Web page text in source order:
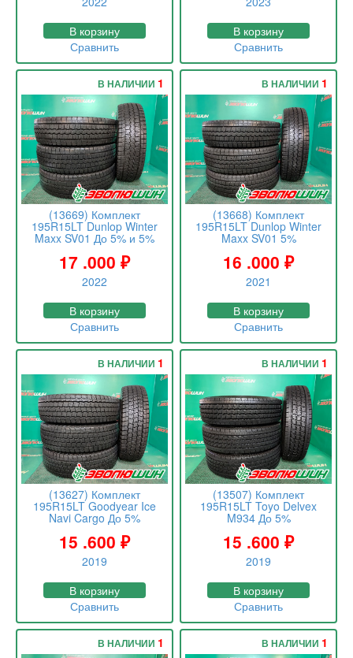
В корзину
Сравнить
В корзину
Сравнить
(13669) Комплект
195R15LT Dunlop Winter
Maxx SV01 До 5% и 5%
17 .000 ₽
2022
В НАЛИЧИИ 1
В корзину
Сравнить
(13668) Комплект
195R15LT Dunlop Winter
Maxx SV01 5%
16 .000₽
2021
В НАЛИЧИИ 1
В корзину
Сравнить
(13627) Комплект
195R15LT Goodyear Ice
Navi Cargo До 5%
15 .600 ₽
2019
В НАЛИЧИИ 1
В корзину
Сравнить
(13507) Комплект
195R15LT Toyo Delvex
M934 До 5%
15 .600₽
2019
В НАЛИЧИИ 1
В корзину
Сравнить
В НАЛИЧИИ 1 В НАЛИЧИИ 1